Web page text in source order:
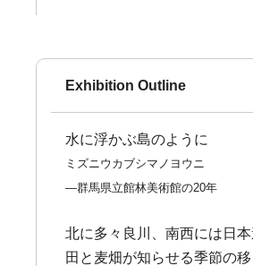
Exhibition Outline
水に浮かぶ島のように
ミズニウカブシマノヨウニ
―群馬県立館林美術館の20年
北に多々良川、南西には日
田と麦畑が知らせる季節の